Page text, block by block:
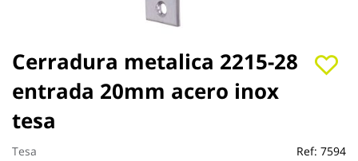
Cerradura metalica 2215-28
entrada 20mm acero inox
tesa
Tesa Ref: 7594
Saltar
al
comienzo
de
la
galería
de